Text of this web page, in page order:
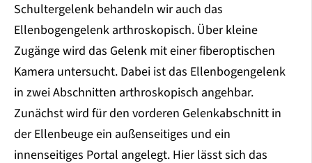
Schultergelenk behandeln wir auch das
Ellenbogengelenk arthroskopisch. Über kleine
Zugänge wird das Gelenk mit einer fiberoptischen
Kamera untersucht. Dabei ist das Ellenbogengelenk
in zwei Abschnitten arthroskopisch angehbar.
Zunächst wird für den vorderen Gelenkabschnitt in
der Ellenbeuge ein außenseitiges und ein
innenseitiges Portal angelegt. Hier lässt sich das